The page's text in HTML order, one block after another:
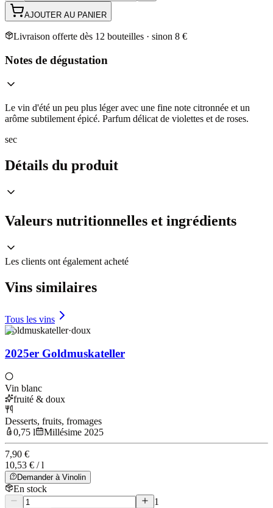
AJOUTER AU PANIER
Livraison offerte dès 12 bouteilles · sinon 8 €
Notes de dégustation
Le vin d'été un peu plus léger avec une fine note citronnée et un
arôme subtilement épicé. Parfum délicat de violettes et de roses.
sec
Détails du produit
Valeurs nutritionnelles et ingrédients
Les clients ont également acheté
Vins similaires
Tous les vins
Goldmuskateller·doux
2025er Goldmuskateller
Vin blanc
fruité & doux
Desserts, fruits, fromages
0,75 l
Millésime 2025
7,90 €
10,53 € / l
Demander à Vinolin
En stock
1